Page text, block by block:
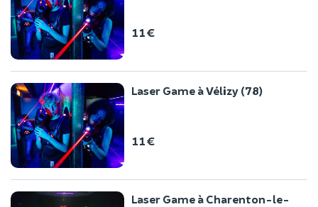
11 €
Laser Game à Vélizy (78)
11 €
Laser Game à Charenton-le-